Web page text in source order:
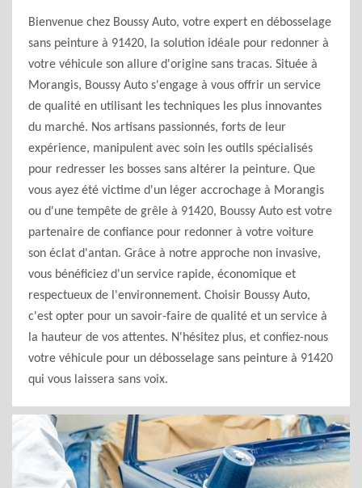
Bienvenue chez Boussy Auto, votre expert en débosselage
sans peinture à 91420, la solution idéale pour redonner à
votre véhicule son allure d'origine sans tracas. Située à
Morangis, Boussy Auto s'engage à vous offrir un service
de qualité en utilisant les techniques les plus innovantes
du marché. Nos artisans passionnés, forts de leur
expérience, manipulent avec soin les outils spécialisés
pour redresser les bosses sans altérer la peinture. Que
vous ayez été victime d'un léger accrochage à Morangis
ou d'une tempête de grêle à 91420, Boussy Auto est votre
partenaire de confiance pour redonner à votre voiture
son éclat d'antan. Grâce à notre approche non invasive,
vous bénéficiez d'un service rapide, économique et
respectueux de l'environnement. Choisir Boussy Auto,
c'est opter pour un savoir-faire de qualité et un service à
la hauteur de vos attentes. N'hésitez plus, et confiez-nous
votre véhicule pour un débosselage sans peinture à 91420
qui vous laissera sans voix.